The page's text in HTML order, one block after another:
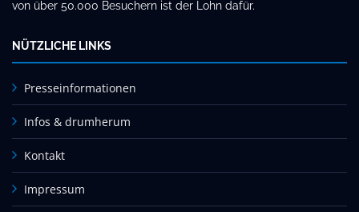
von über 50.000 Besuchern ist der Lohn dafür.
NÜTZLICHE LINKS
Presseinformationen
Infos & drumherum
Kontakt
Impressum